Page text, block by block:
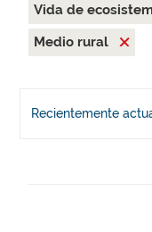
Vida de
Medio rural
Recientemente